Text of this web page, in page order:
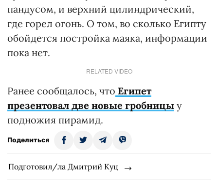
пандусом, и верхний цилиндрический,
где горел огонь. О том, во сколько Египту
обойдется постройка маяка, информации
пока нет.
RELATED VIDEO
Ранее сообщалось, что Египет
презентовал две новые гробницы у
подножия пирамид.
Поделиться
Подготовил/ла Дмитрий Куц